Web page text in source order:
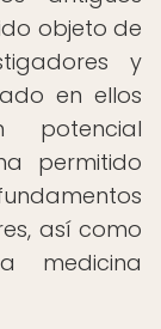
objeto de
y
en ellos
potencial
permitido
así como
medicina